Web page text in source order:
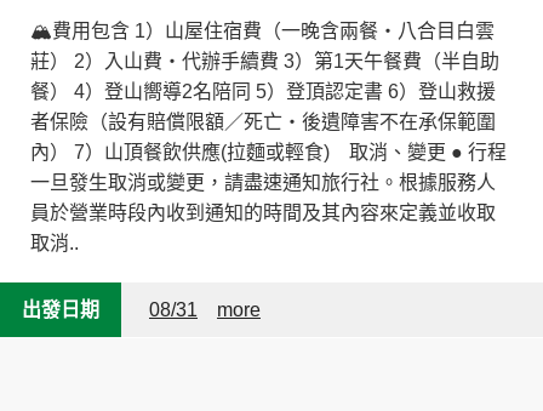
🏔費用包含 1）山屋住宿費（一晚含兩餐・八合目白雲
莊） 2）入山費・代辦手續費 3）第1天午餐費（半自助
餐） 4）登山嚮導2名陪同 5）登頂認定書 6）登山救援
者保險（設有賠償限額／死亡・後遺障害不在承保範圍
內） 7）山頂餐飲供應(拉麵或輕食) 取消、變更 ● 行程
一旦發生取消或變更，請盡速通知旅行社。根據服務人
員於營業時段內收到通知的時間及其內容來定義並收取
取消..
出發日期 08/31 more